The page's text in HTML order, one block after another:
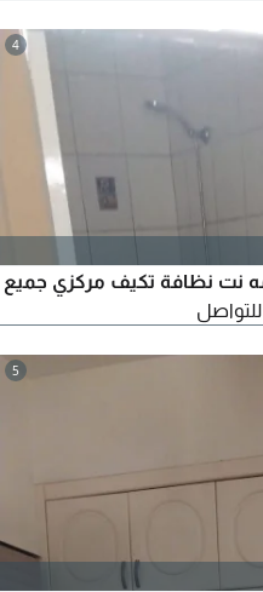
4
مخدمه نت نظافة تكيف مركزي جميع
5